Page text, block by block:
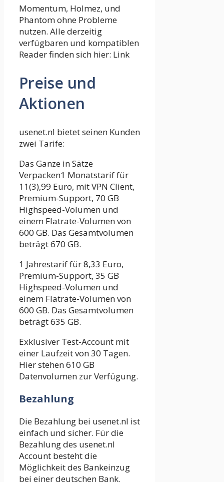
Momentum, Holmez, und
Phantom ohne Probleme
nutzen. Alle derzeitig
verfügbaren und kompatiblen
Reader finden sich hier: Link
Preise und
Aktionen
usenet.nl bietet seinen Kunden
zwei Tarife:
Das Ganze in Sätze
Verpacken1 Monatstarif für
11(3),99 Euro, mit VPN Client,
Premium-Support, 70 GB
Highspeed-Volumen und
einem Flatrate-Volumen von
600 GB. Das Gesamtvolumen
beträgt 670 GB.
1 Jahrestarif für 8,33 Euro,
Premium-Support, 35 GB
Highspeed-Volumen und
einem Flatrate-Volumen von
600 GB. Das Gesamtvolumen
beträgt 635 GB.
Exklusiver Test-Account mit
einer Laufzeit von 30 Tagen.
Hier stehen 610 GB
Datenvolumen zur Verfügung.
Bezahlung
Die Bezahlung bei usenet.nl ist
einfach und sicher. Für die
Bezahlung des usenet.nl
Account besteht die
Möglichkeit des Bankeinzug
bei einer deutschen Bank.